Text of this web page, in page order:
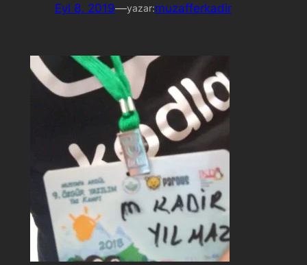
Eyl 8, 2019—yazar:muzafferkadir